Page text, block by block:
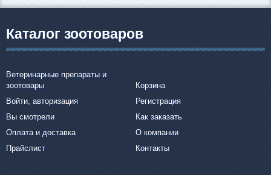
Каталог зоотоваров
Ветеринарные препараты и
зоотовары
Корзина
Войти, авторизация
Регистрация
Вы смотрели
Как заказать
Оплата и доставка
О компании
Прайслист
Контакты